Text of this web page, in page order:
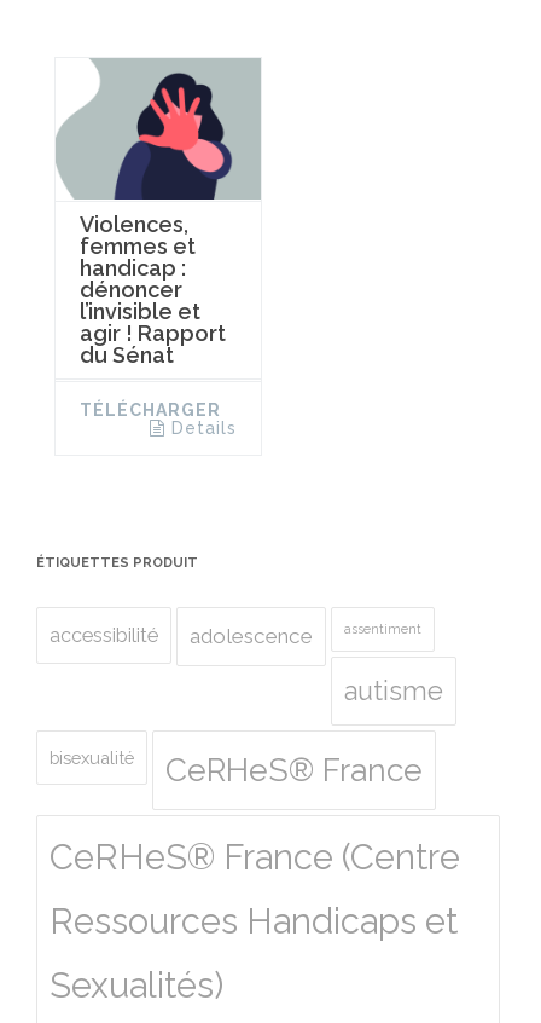
Violences,
femmes et
handicap :
dénoncer
l’invisible et
agir ! Rapport
du Sénat
TÉLÉCHARGER
Details
ÉTIQUETTES PRODUIT
accessibilité adolescence assentiment
autisme
bisexualité CeRHeS® France
CeRHeS® France (Centre
Ressources Handicaps et
Sexualités)